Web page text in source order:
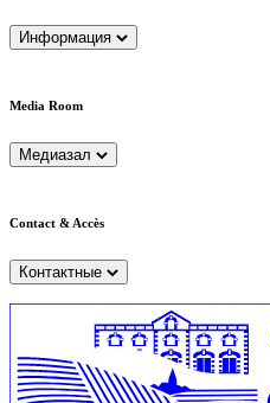
Информация
Media Room
Медиазал
Contact & Accès
Контактные